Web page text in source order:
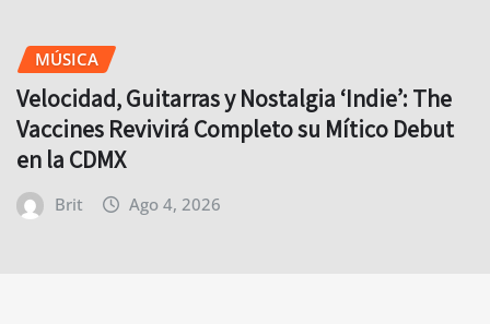
MÚSICA
Velocidad, Guitarras y Nostalgia ‘Indie’: The
Vaccines Revivirá Completo su Mítico Debut
en la CDMX
Brit Ago 4, 2026